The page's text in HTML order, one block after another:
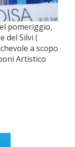
pomeriggio,
del Silvi (
a scopo
Artistico